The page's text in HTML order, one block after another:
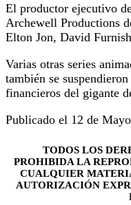
El productor ejecutivo
Archewell Productions
Elton Jon, David
Varias otras series
también se
financieros del gigante
Publicado el 12 de
TODOS LOS
PROHIBIDA LA
CUALQUIER
AUTORIZACIÓN